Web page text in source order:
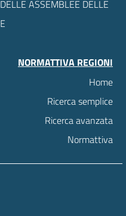
ASSEMBLEE DELLE
NORMATTIVA REGIONI
Home
Ricerca semplice
Ricerca avanzata
Normattiva